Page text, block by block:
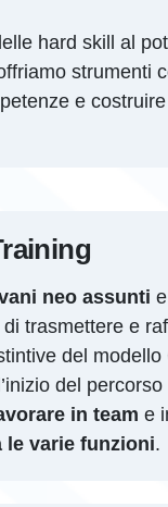
hard skill al
strumenti
e
neo assunti
trasmettere e
del modello
del
in team e
le varie funzioni.